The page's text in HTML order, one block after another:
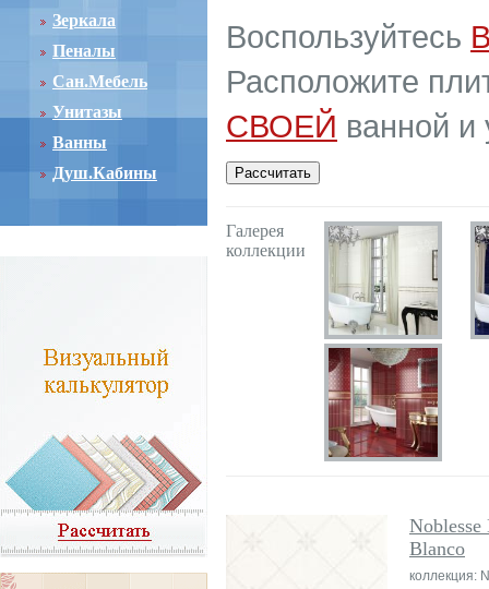
Зеркала
Пеналы
Сан.Мебель
Унитазы
Ванны
Душ.Кабины
Воспользуйтесь
Расположите
СВОЕЙ ванной и
Галерея
коллекции
Noblesse
Blanco
коллекция: